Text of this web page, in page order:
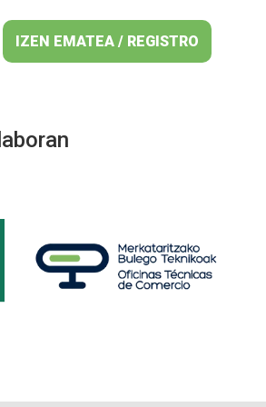
IZEN EMATEA / REGISTRO